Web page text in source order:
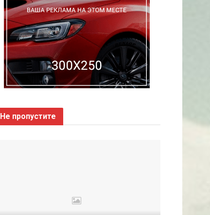
Не пропустите